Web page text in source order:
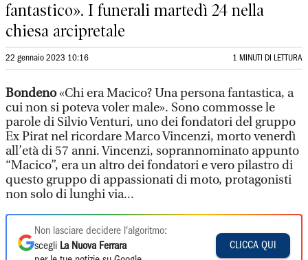
fantastico». I funerali martedì 24 nella
chiesa arcipretale
22 gennaio 2023 10:16 1 MINUTI DI LETTURA
Bondeno«Chi era Macico? Una persona fantastica, a
cui non si poteva voler male». Sono commosse le
parole di Silvio Venturi, uno dei fondatori del gruppo
Ex Pirat nel ricordare Marco Vincenzi, morto venerdì
all’età di 57 anni. Vincenzi, soprannominato appunto
“Macico”, era un altro dei fondatori e vero pilastro di
questo gruppo di appassionati di moto, protagonisti
non solo di lunghi via...
Non lasciare decidere l'algoritmo:
scegli La Nuova Ferrara
CLICCA QUI